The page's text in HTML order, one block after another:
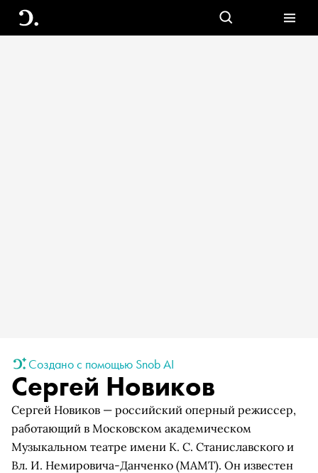
Создано с помощью Snob AI
Сергей Новиков
Сергей Новиков — российский оперный режиссер,
работающий в Московском академическом
Музыкальном театре имени К. С. Станиславского и
Вл. И. Немировича-Данченко (МАМТ). Он известен